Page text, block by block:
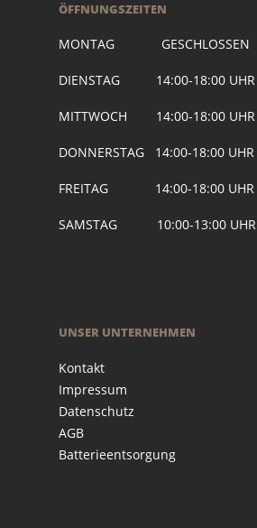
ÖFFNUNGSZEITEN
MONTAG GESCHLOSSEN
DIENSTAG 14:00-18:00 UHR
MITTWOCH 14:00-18:00 UHR
DONNERSTAG 14:00-18:00 UHR
FREITAG 14:00-18:00 UHR
SAMSTAG 10:00-13:00 UHR
UNSER UNTERNEHMEN
Kontakt
Impressum
Datenschutz
AGB
Batterieentsorgung